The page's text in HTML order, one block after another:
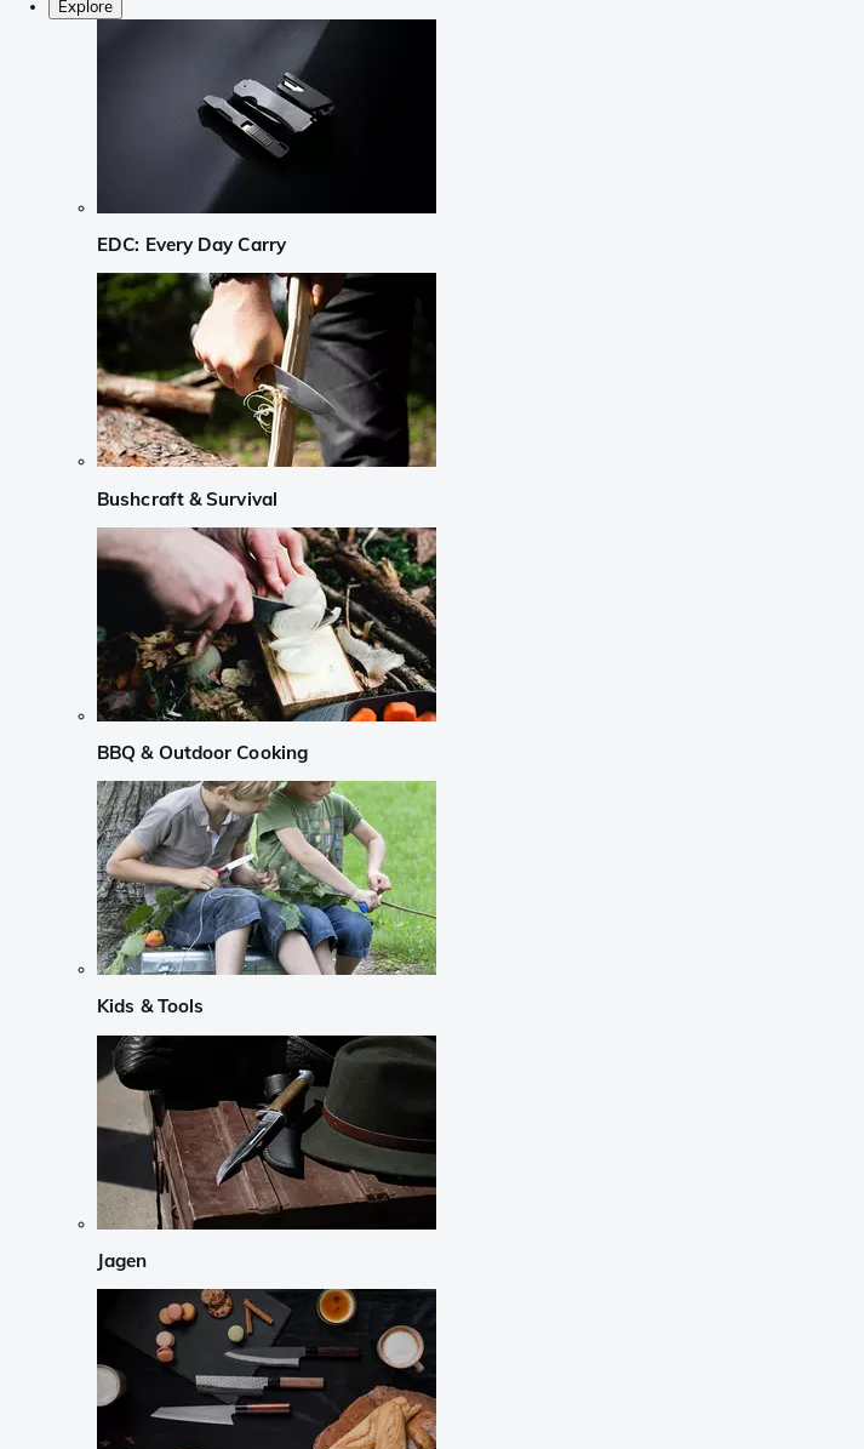
Explore
EDC: Every Day Carry
Bushcraft & Survival
BBQ & Outdoor Cooking
Kids & Tools
Jagen